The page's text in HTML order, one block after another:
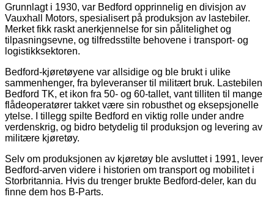
Grunnlagt i 1930, var Bedford opprinnelig en divisjon av
Vauxhall Motors, spesialisert på produksjon av lastebiler.
Merket fikk raskt anerkjennelse for sin pålitelighet og
tilpasningsevne, og tilfredsstilte behovene i transport- og
logistikksektoren.
Bedford-kjøretøyene var allsidige og ble brukt i ulike
sammenhenger, fra byleveranser til militært bruk. Lastebilen
Bedford TK, et ikon fra 50- og 60-tallet, vant tilliten til mange
flådeoperatører takket være sin robusthet og eksepsjonelle
ytelse. I tillegg spilte Bedford en viktig rolle under andre
verdenskrig, og bidro betydelig til produksjon og levering av
militære kjøretøy.
Selv om produksjonen av kjøretøy ble avsluttet i 1991, lever
Bedford-arven videre i historien om transport og mobilitet i
Storbritannia. Hvis du trenger brukte Bedford-deler, kan du
finne dem hos B-Parts.